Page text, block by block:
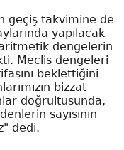
geçiş takvimine de
yapılacak
dengelerin
Meclis dengeleri
beklettiğini
bizzat
doğrultusunda,
sayısının
dedi.